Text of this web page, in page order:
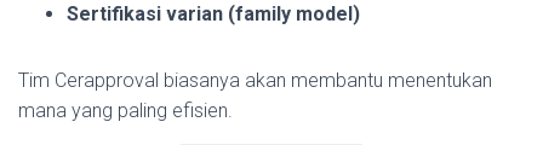
Sertifikasi varian (family model)
Tim Cerapproval biasanya akan membantu menentukan
mana yang paling efisien.